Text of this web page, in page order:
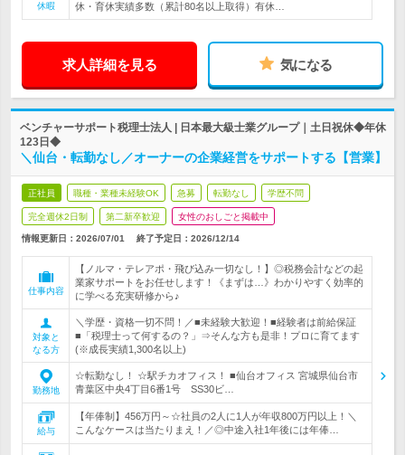
休暇
休・育休実績多数（累計80名以上取得）有休…
求人詳細を見る 気になる
ベンチャーサポート税理士法人 | 日本最大級士業グループ｜土日祝休◆年休
123日◆
＼仙台・転勤なし／オーナーの企業経営をサポートする【営業】
正社員 職種・業種未経験OK 急募 転勤なし 学歴不問
完全週休2日制 第二新卒歓迎 女性のおしごと掲載中
情報更新日：2026/07/01 終了予定日： 2026/12/14
仕事内容
【ノルマ・テレアポ・飛び込み一切なし！】◎税務会計などの起
業家サポートをお任せします！《まずは…》わかりやすく効率的
に学べる充実研修から♪
対象と
なる方
＼学歴・資格一切不問！／■未経験大歓迎！■経験者は前給保証
■「税理士って何するの？」⇒そんな方も是非！プロに育てます
(※成長実績1,300名以上)
勤務地
☆転勤なし！ ☆駅チカオフィス！ ■仙台オフィス 宮城県仙台市
青葉区中央4丁目6番1号 SS30ビ…
給与
【年俸制】456万円～☆社員の2人に1人が年収800万円以上！＼
こんなケースは当たりまえ！／◎中途入社1年後には年俸…